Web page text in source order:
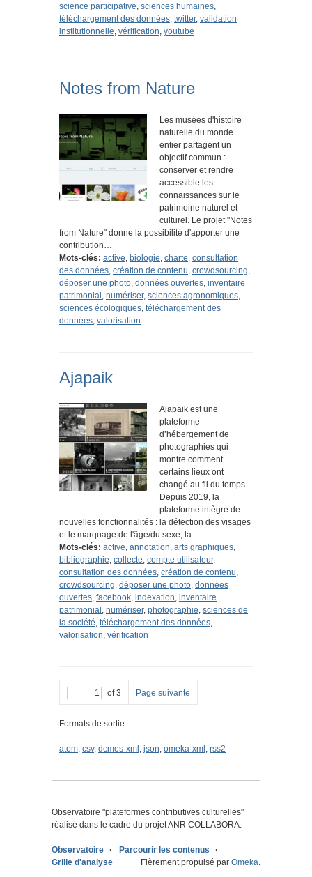
science participative, sciences humaines,
téléchargement des données, twitter, validation
institutionnelle, vérification, youtube
Notes from Nature
Les musées d'histoire
naturelle du monde
entier partagent un
objectif commun :
conserver et rendre
accessible les
connaissances sur le
patrimoine naturel et
culturel. Le projet "Notes
from Nature" donne la possibilité d'apporter une
contribution…
Mots-clés: active, biologie, charte, consultation
des données, création de contenu, crowdsourcing,
déposer une photo, données ouvertes, inventaire
patrimonial , numériser, sciences agronomiques,
sciences écologiques, téléchargement des
données, valorisation
Ajapaik
Ajapaik est une
plateforme
d’hébergement de
photographies qui
montre comment
certains lieux ont
changé au fil du temps.
Depuis 2019, la
plateforme intègre de
nouvelles fonctionnalités : la détection des visages
et le marquage de l'âge/du sexe, la…
Mots-clés: active, annotation, arts graphiques,
bibliographie, collecte, compte utilisateur,
consultation des données, création de contenu,
crowdsourcing, déposer une photo, données
ouvertes, facebook, indexation, inventaire
patrimonial , numériser, photographie, sciences de
la société, téléchargement des données,
valorisation, vérification
of 3 Page suivante
Formats de sortie
atom, csv, dcmes-xml , json, omeka-xml , rss2
Observatoire "plateformes contributives culturelles"
réalisé dans le cadre du projet ANR COLLABORA.
Observatoire
Parcourir les contenus
Grille d'analyse
Fièrement propulsé par Omeka.